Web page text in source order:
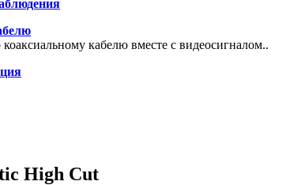
кабелю вместе с видеосигналом..
High Cut